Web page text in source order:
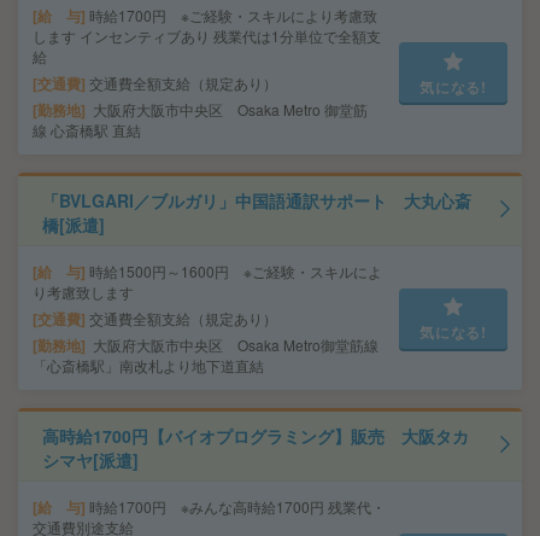
給 与 時給1700円 ※ご経験・スキルにより考慮致
します インセンティブあり 残業代は1分単位で全額支
給
交通費 交通費全額支給（規定あり）
勤務地
大阪府大阪市中央区 Osaka Metro 御堂筋
線 心斎橋駅 直結
気になる!
「BVLGARI／ブルガリ」中国語通訳サポート 大丸心斎
橋[派遣]
給 与 時給1500円～1600円 ※ご経験・スキルによ
り考慮致します
交通費 交通費全額支給（規定あり）
勤務地
大阪府大阪市中央区 Osaka Metro御堂筋線
「心斎橋駅」南改札より地下道直結
気になる!
高時給1700円【バイオプログラミング】販売 大阪タカ
シマヤ[派遣]
給 与 時給1700円 ※みんな高時給1700円 残業代・
交通費別途支給